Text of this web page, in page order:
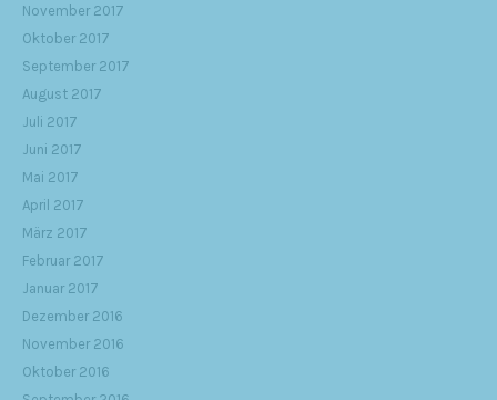
November 2017
Oktober 2017
September 2017
August 2017
Juli 2017
Juni 2017
Mai 2017
April 2017
März 2017
Februar 2017
Januar 2017
Dezember 2016
November 2016
Oktober 2016